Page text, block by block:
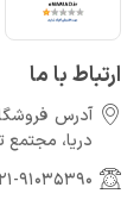
ارتباط با ما
آدرس
دريا، مجتمع تجارى
91035390